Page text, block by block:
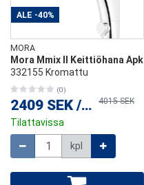
ALE -40%
MORA
Mora Mmix II Keittiöhana Apk
332155 Kromattu
(0)
2409 SEK / kpl4015 SEK
Tilattavissa
kpl